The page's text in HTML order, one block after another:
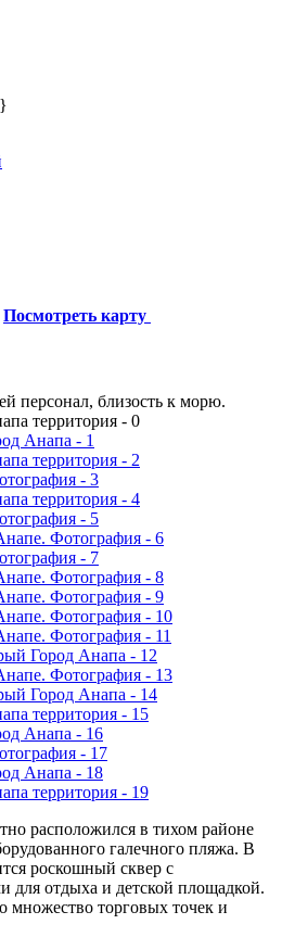
Посмотреть карту
персонал, близость к морю.
расположился в тихом районе
галечного пляжа. В
роскошный сквер с
для отдыха и детской площадкой.
множество торговых точек и